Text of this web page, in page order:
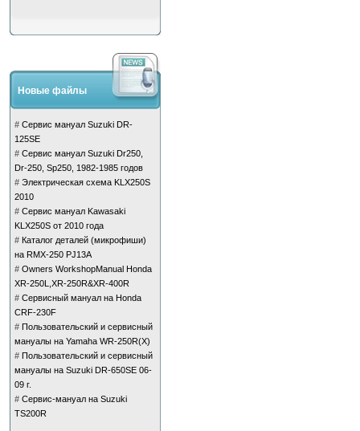
Новые файлы
# Сервис мануал Suzuki DR-
125SE
# Сервис мануал Suzuki Dr250,
Dr-250, Sp250, 1982-1985 годов
# Электрическая схема KLX250S
2010
# Сервис мануал Kawasaki
KLX250S от 2010 года
# Каталог деталей (микрофиши)
на RMX-250 PJ13A
# Owners WorkshopManual Honda
XR-250L,XR-250R&XR-400R
# Сервисный мануал на Honda
CRF-230F
# Пользовательский и сервисный
мануалы на Yamaha WR-250R(X)
# Пользовательский и сервисный
мануалы на Suzuki DR-650SE 06-
09 г.
# Сервис-мануал на Suzuki
TS200R